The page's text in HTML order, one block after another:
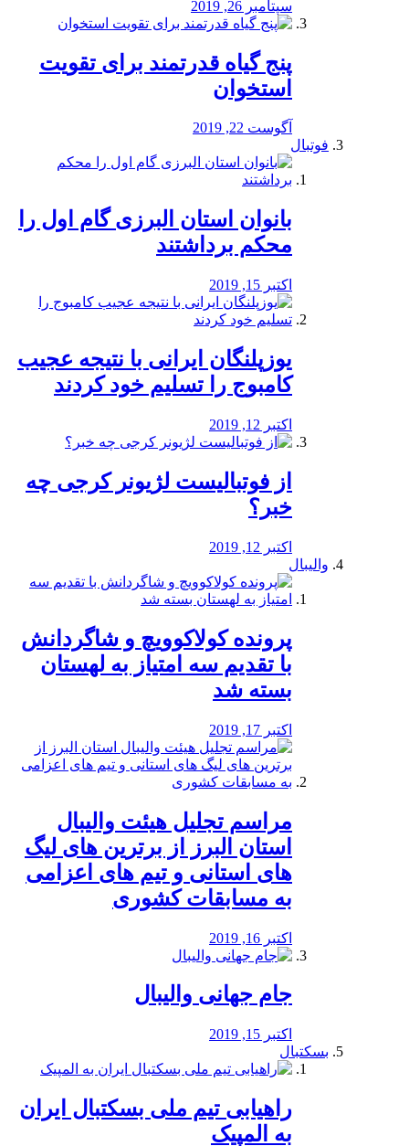
سپتامبر 26, 2019
پنج گیاه قدرتمند برای تقویت
استخوان
آگوست 22, 2019
فوتبال
بانوان استان البرزی گام اول را
محكم برداشتند
اکتبر 15, 2019
یوزپلنگان ایرانی با نتیجه عجیب
کامبوج را تسلیم خود کردند
اکتبر 12, 2019
از فوتبالیست لژیونر کرجی چه
خبر؟
اکتبر 12, 2019
والیبال
پرونده کولاکوویچ و شاگردانش
با تقدیم سه امتیاز به لهستان
بسته شد
اکتبر 17, 2019
مراسم تجلیل هیئت والیبال
استان البرز از برترین های لیگ
های استانی و تیم های اعزامی
به مسابقات کشوری
اکتبر 16, 2019
جام جهانی والیبال
اکتبر 15, 2019
بسکتبال
راهیابی تیم ملی بسکتبال ایران
به المپیک